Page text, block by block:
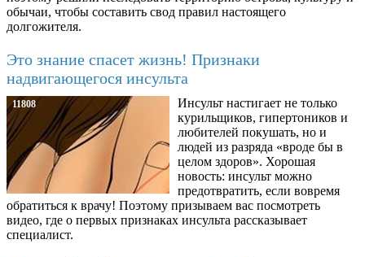
обычаи, чтобы составить свод правил настоящего
долгожителя.
Это знание спасет жизнь! Признаки
надвигающегося инсульта
11808
Инсульт настигает не только
курильщиков, гипертоников и
любителей покушать, но и
людей из разряда «вроде бы в
целом здоров». Хорошая
новость: инсульт можно
предотвратить, если вовремя
обратиться к врачу! Поэтому призываем вас посмотреть
видео, где о первых признаках инсульта рассказывает
специалист.